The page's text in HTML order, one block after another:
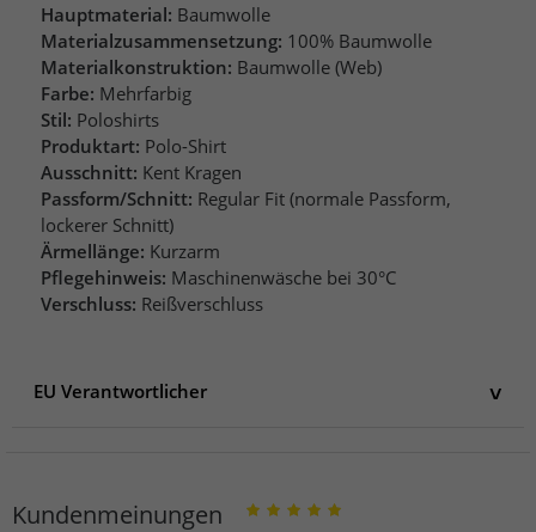
Hauptmaterial: Baumwolle
Materialzusammensetzung: 100% Baumwolle
Materialkonstruktion: Baumwolle (Web)
Farbe: Mehrfarbig
Stil: Poloshirts
Produktart: Polo-Shirt
Ausschnitt: Kent Kragen
Passform/Schnitt: Regular Fit (normale Passform,
lockerer Schnitt)
Ärmellänge: Kurzarm
Pflegehinweis: Maschinenwäsche bei 30°C
Verschluss: Reißverschluss
EU Verantwortlicher
7100 Vejle
Kundenmeinungen